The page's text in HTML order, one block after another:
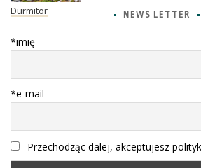
Durmitor NEWS LETTER
*imię
*e-mail
Przechodząc dalej, akceptujesz